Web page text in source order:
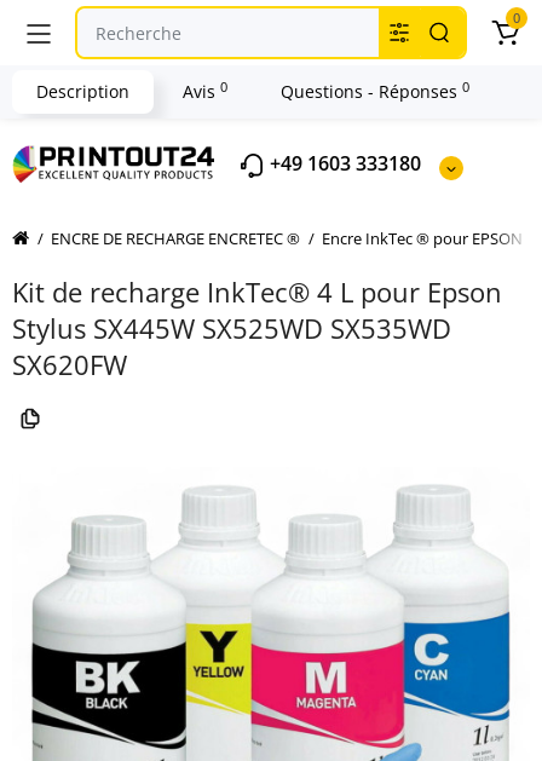
+49 1603 333180
0
ENCRE DE RECHARGE ENCRETEC ® Encre InkTec ® pour EPSON
Kit de recharge InkTec® 4 L pour Epson
Stylus SX445W SX525WD SX535WD
SX620FW
Description Avis 0 Questions - Réponses 0